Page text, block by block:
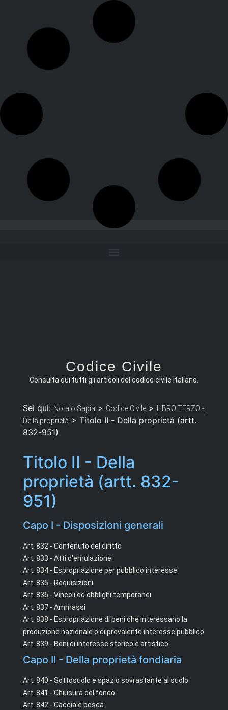
Codice Civile
Consulta qui tutti gli articoli del codice civile italiano.
Sei qui: Notaio Sapia > Codice Civile> LIBRO TERZO -
Della proprietà > Titolo II - Della proprietà (artt.
832-951)
Titolo II - Della
proprietà (artt. 832-
951)
Capo I - Disposizioni generali
Art. 832 - Contenuto del diritto
Art. 833 - Atti d'emulazione
Art. 834 - Espropriazione per pubblico interesse
Art. 835 - Requisizioni
Art. 836 - Vincoli ed obblighi temporanei
Art. 837 - Ammassi
Art. 838 - Espropriazione di beni che interessano la
produzione nazionale o di prevalente interesse pubblico
Art. 839 - Beni di interesse storico e artistico
Capo II - Della proprietà fondiaria
Art. 840 - Sottosuolo e spazio sovrastante al suolo
Art. 841 - Chiusura del fondo
Art. 842 - Caccia e pesca